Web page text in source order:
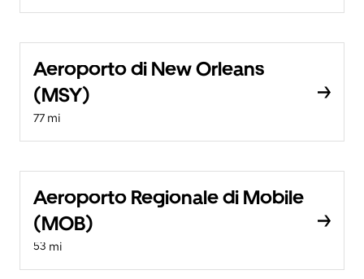
Aeroporto di New Orleans
(MSY)
77 mi
Aeroporto Regionale di Mobile
(MOB)
53 mi